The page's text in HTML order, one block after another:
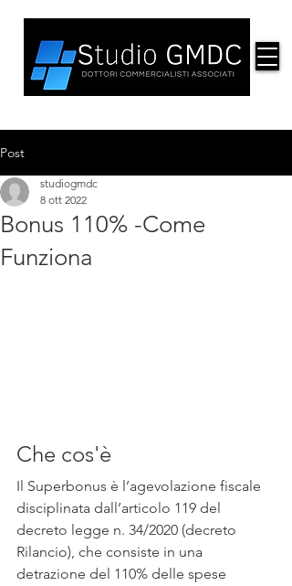
Post
Bonus 110% -Come
Funziona
studiogmdc
8 ott 2022
Che cos'è
Il Superbonus è l’agevolazione fiscale
disciplinata dall’articolo 119 del
decreto legge n. 34/2020 (decreto
Rilancio), che consiste in una
detrazione del 110% delle spese